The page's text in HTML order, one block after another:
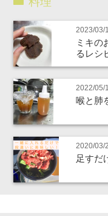
2023/03/
ミキの
るレシ
2022/05/
喉と肺
2020/03/
足すだ